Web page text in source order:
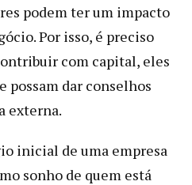
podem ter um impacto
Por isso, é preciso
com capital, eles
possam dar conselhos
externa.
inicial de uma empresa
sonho de quem está